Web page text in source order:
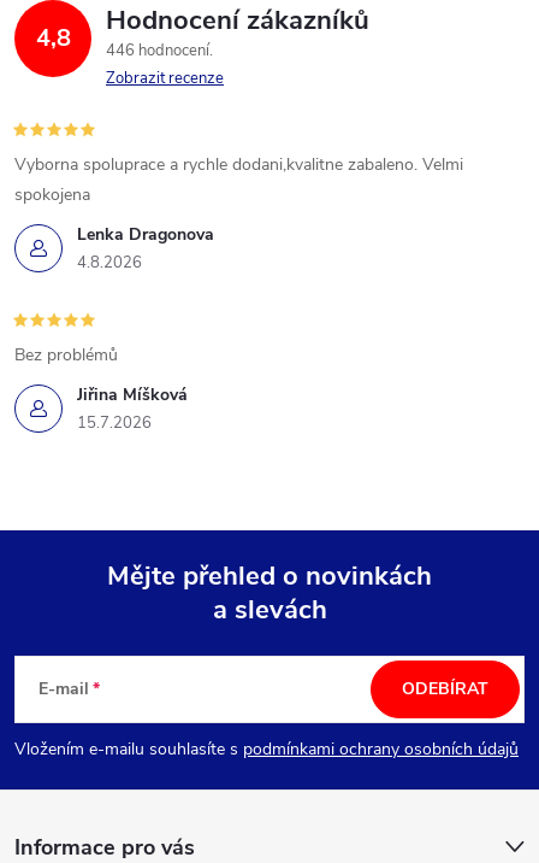
4,8 Hodnocení zákazníků
446 hodnocení
Zobrazit recenze
Lenka Dragonova
4.8.2026
Vyborna spoluprace a rychle dodani,kvalitne zabaleno. Velmi
spokojena
Jiřina Míšková
15.7.2026
Bez problémů
p
a
Mějte přehled o novinkách
a slevách
E-mail
Vložením e-mailu souhlasíte s podmínkami ochrany osobních údajů
ODEBÍRAT
Informace pro vás